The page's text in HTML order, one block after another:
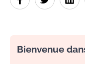
Bienvenue